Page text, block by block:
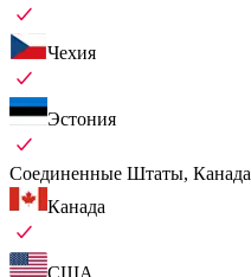
Чехия
Эстония
Соединенные Штаты, Канада
Канада
США